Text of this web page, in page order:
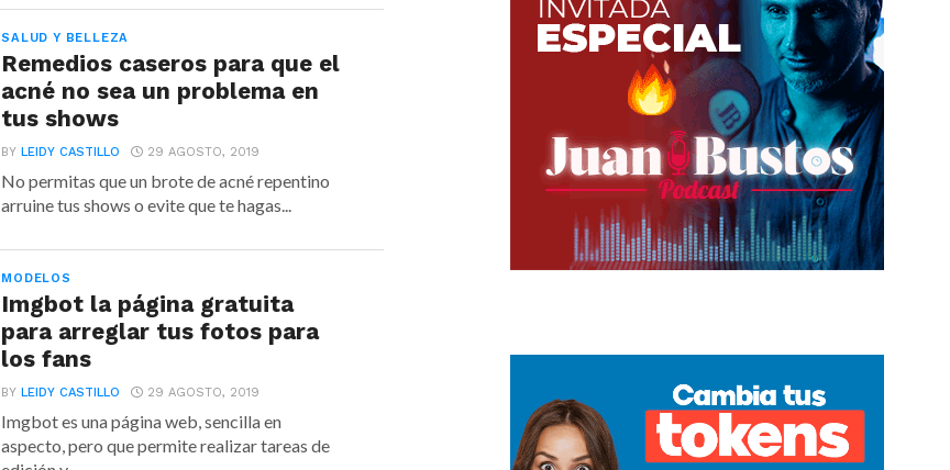
SALUD Y BELLEZA
Remedios caseros para que el
acné no sea un problema en
tus shows
BYLEIDY CASTILLO 29 AGOSTO, 2019
No permitas que un brote de acné repentino
arruine tus shows o evite que te hagas...
MODELOS
Imgbot la página gratuita
para arreglar tus fotos para
los fans
BYLEIDY CASTILLO 29 AGOSTO, 2019
Imgbot es una página web, sencilla en
aspecto, pero que permite realizar tareas de